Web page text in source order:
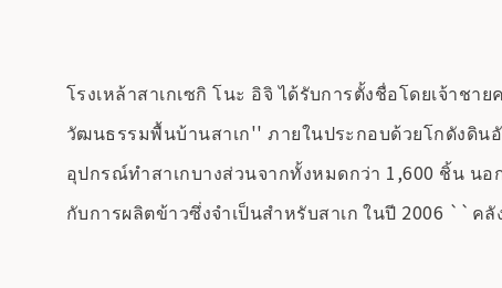
โรงเหล้าสาเกเซกิ โนะ อิจิ ได้รับการตั้งชื่อโดยเจ้า
วัฒนธรรมพื้นบ้านสาเก'' ภายในประกอบด้วยโกดังดิ
อุปกรณ์ทำสาเกบางส่วนจากทั้งหมดกว่า 1,600 ชิ้น นอ
กับการผลิตข้าวซึ่งจำเป็นสำหรับสาเก ในปี 2006 ``ค